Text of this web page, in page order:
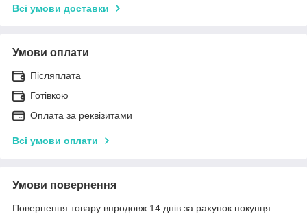
Всі умови доставки
Умови оплати
Післяплата
Готівкою
Оплата за реквізитами
Всі умови оплати
Умови повернення
Повернення товару впродовж 14 днів за рахунок покупця